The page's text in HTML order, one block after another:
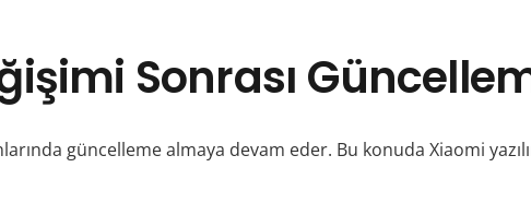
Sonrası
güncelleme almaya devam eder. Bu konuda Xiaomi